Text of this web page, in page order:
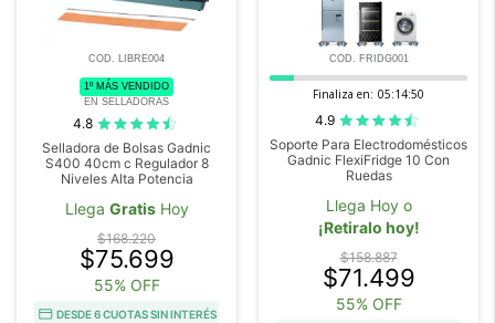
COD. LIBRE004
1º MÁS VENDIDO
EN SELLADORAS
4.8
Selladora de Bolsas Gadnic
S400 40cm c Regulador 8
Niveles Alta Potencia
Llega GratisHoy
$168.220
$75.699
55% OFF
DESDE 6 CUOTAS SIN INTERÉS
COD. FRIDG001
Finaliza en: 05:14:48
4.9
Soporte Para Electrodomésticos
Gadnic FlexiFridge 10 Con
Ruedas
Llega Hoy o
¡Retiralo hoy!
$158.887
$71.499
55% OFF